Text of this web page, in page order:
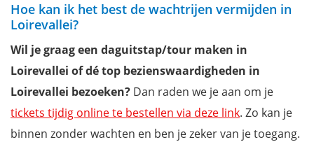
Hoe kan ik het best de wachtrijen vermijden in
Loirevallei?
Wil je graag een daguitstap/tour maken in
Loirevallei of dé top bezienswaardigheden in
Loirevallei bezoeken? Dan raden we je aan om je
tickets tijdig online te bestellen via deze link. Zo kan je
binnen zonder wachten en ben je zeker van je toegang.